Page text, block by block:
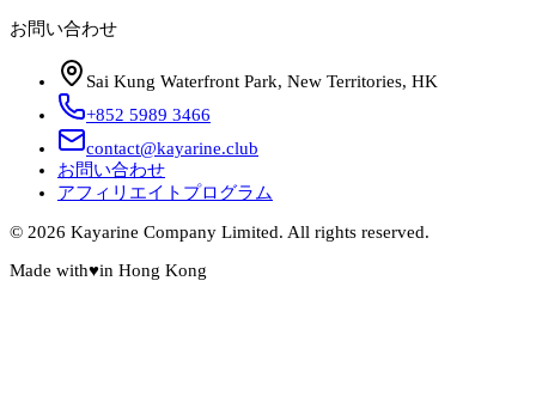
お問い合わせ
Sai Kung Waterfront Park, New Territories, HK
+852 5989 3466
contact@kayarine.club
お問い合わせ
アフィリエイトプログラム
© 2026 Kayarine Company Limited. All rights reserved.
Made with♥in Hong Kong